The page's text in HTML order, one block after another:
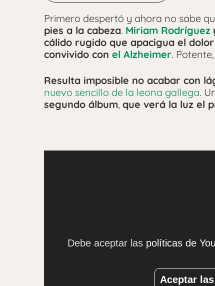
Primero despertó y ahora no sabe
pies a la cabeza. Miriam Rodríguez
cálido rugido que apacigua el
convivido con el Alzheimer.
Resulta imposible no acabar con
nuevo sencillo de la leona gallega.
segundo álbum, que verá la luz el
Debe aceptar las políticas de
Aceptar